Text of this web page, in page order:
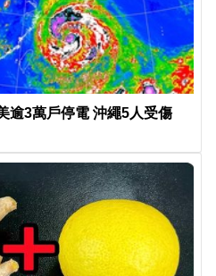
逾3萬戶停電 沖繩5人受傷